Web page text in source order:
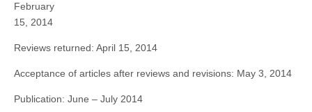
February
15, 2014
Reviews returned: April 15, 2014
Acceptance of articles after reviews and revisions: May 3, 2014
Publication: June – July 2014